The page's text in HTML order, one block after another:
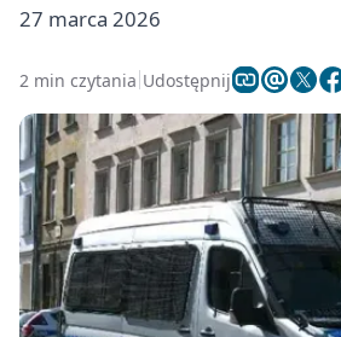
27 marca 2026
2 min czytania Udostępnij